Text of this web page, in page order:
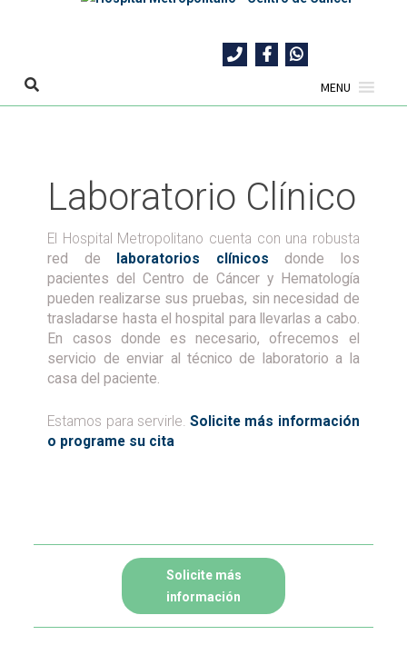
MENU
Laboratorio Clínico
El Hospital Metropolitano cuenta con una robusta
red de
laboratorios clínicos
donde los
pacientes del Centro de Cáncer y Hematología
pueden realizarse sus pruebas, sin necesidad de
trasladarse hasta el hospital para llevarlas a cabo.
En casos donde es necesario, ofrecemos el
servicio de enviar al técnico de laboratorio a la
casa del paciente.
Estamos para servirle. Solicite más información
o programe su cita
Solicite más
información